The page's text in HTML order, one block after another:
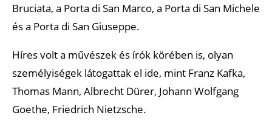
Bruciata, a Porta di San Marco, a Porta di San Michele
és a Porta di San Giuseppe.
Híres volt a művészek és írók körében is, olyan
személyiségek látogattak el ide, mint Franz Kafka,
Thomas Mann, Albrecht Dürer, Johann Wolfgang
Goethe, Friedrich Nietzsche.